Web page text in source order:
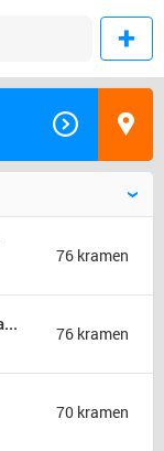
76 kramen
Week der Besten braderie en rommelmarkt (jaarmarkt) 76 kramen
70 kramen